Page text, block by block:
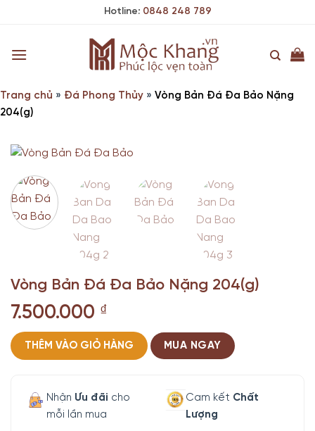
Hotline: 0848 248 789
Trang chủ » Đá Phong Thủy » Vòng Bản Đá Đa Bảo Nặng
204(g)
Vòng Bản Đá Đa Bảo Nặng 204(g)
7.500.000 ₫
THÊM VÀO GIỎ HÀNG MUA NGAY
Nhận Ưu đãi cho
mỗi lần mua
Cam kết Chất
Lượng